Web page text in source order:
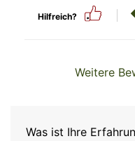
Hilfreich?
Weitere
Was ist Ihre